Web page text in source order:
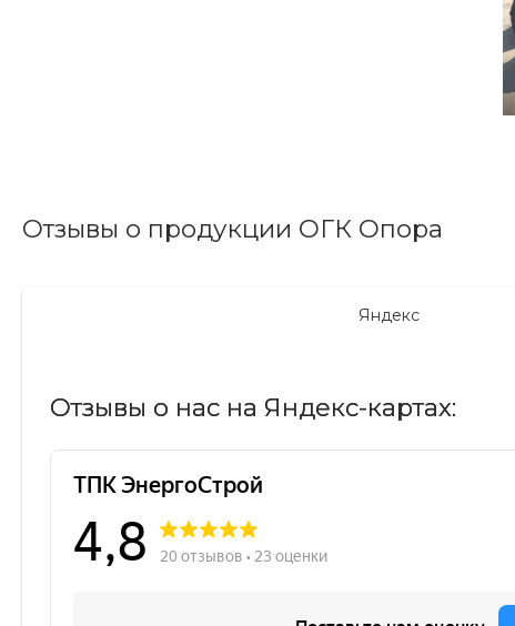
Отзывы о продукции ОГК Опора
Яндекс
Отзывы о нас на Яндекс-картах: